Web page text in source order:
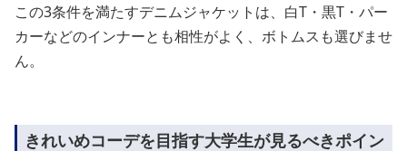
この3条件を満たすデニムジャケットは、白T・黒T・パー
カーなどのインナーとも相性がよく、ボトムスも選びませ
ん。
きれいめコーデを目指す大学生が見るべきポイン